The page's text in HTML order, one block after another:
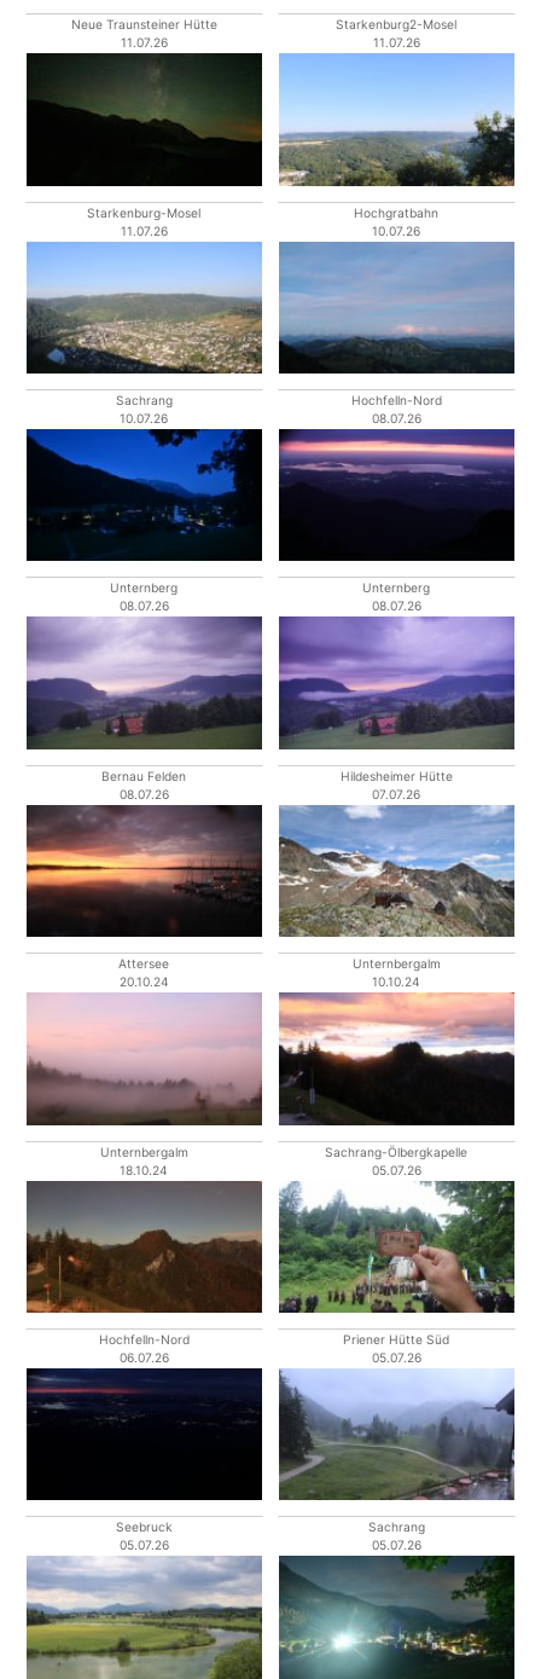
Neue Traunsteiner Hütte
11.07.26
Starkenburg2-Mosel
11.07.26
Starkenburg-Mosel
11.07.26
Hochgratbahn
10.07.26
Sachrang
10.07.26
Hochfelln-Nord
08.07.26
Unternberg
08.07.26
Unternberg
08.07.26
Bernau Felden
08.07.26
Hildesheimer Hütte
07.07.26
Attersee
20.10.24
Unternbergalm
10.10.24
Unternbergalm
18.10.24
Sachrang-Ölbergkapelle
05.07.26
Hochfelln-Nord
06.07.26
Priener Hütte Süd
05.07.26
Seebruck
05.07.26
Sachrang
05.07.26